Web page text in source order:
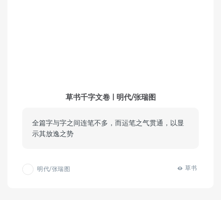
草书千字文卷 | 明代/张瑞图
全篇字与字之间连笔不多，而运笔之气贯通，以显
示其放逸之势
明代/张瑞图 草书